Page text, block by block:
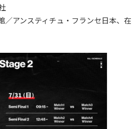
／アンスティチュ・フランセ日本、